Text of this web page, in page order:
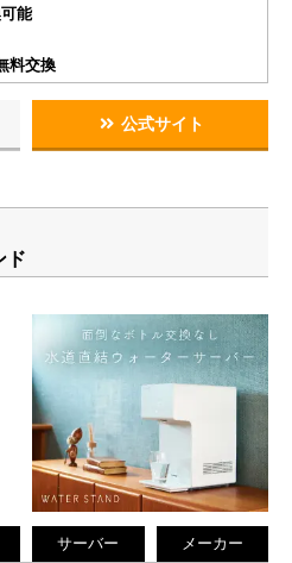
能
料交換
公式サイト
ド
サーバー メーカー